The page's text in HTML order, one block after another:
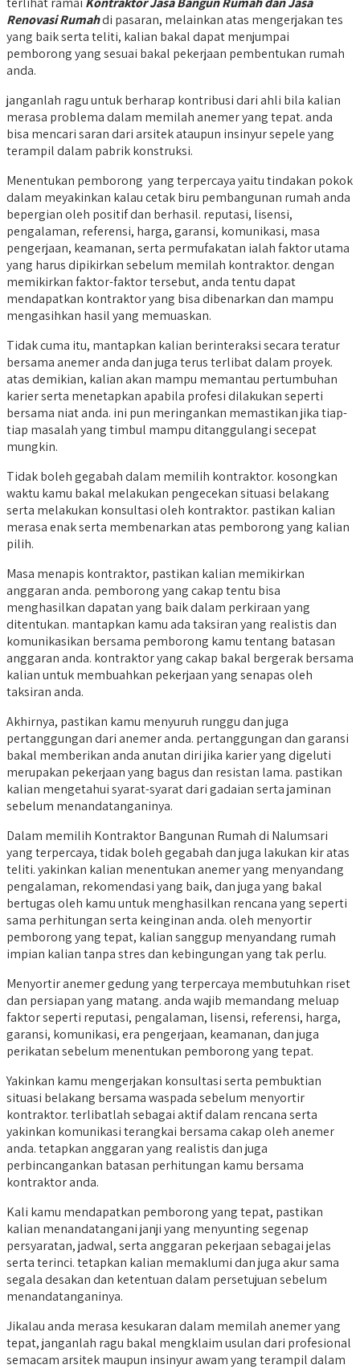
Renovasi Rumahdi pasaran, melainkan atas mengerjakan tes
yang baik serta teliti, kalian bakal dapat menjumpai
pemborong yang sesuai bakal pekerjaan pembentukan rumah
anda.
janganlah ragu untuk berharap kontribusi dari ahli bila kalian
merasa problema dalam memilah anemer yang tepat. anda
bisa mencari saran dari arsitek ataupun insinyur sepele yang
terampil dalam pabrik konstruksi.
Menentukan pemborong yang terpercaya yaitu tindakan pokok
dalam meyakinkan kalau cetak biru pembangunan rumah anda
bepergian oleh positif dan berhasil. reputasi, lisensi,
pengalaman, referensi, harga, garansi, komunikasi, masa
pengerjaan, keamanan, serta permufakatan ialah faktor utama
yang harus dipikirkan sebelum memilah kontraktor. dengan
memikirkan faktor-faktor tersebut, anda tentu dapat
mendapatkan kontraktor yang bisa dibenarkan dan mampu
mengasihkan hasil yang memuaskan.
Tidak cuma itu, mantapkan kalian berinteraksi secara teratur
bersama anemer anda dan juga terus terlibat dalam proyek.
atas demikian, kalian akan mampu memantau pertumbuhan
karier serta menetapkan apabila profesi dilakukan seperti
bersama niat anda. ini pun meringankan memastikan jika tiap-
tiap masalah yang timbul mampu ditanggulangi secepat
mungkin.
Tidak boleh gegabah dalam memilih kontraktor. kosongkan
waktu kamu bakal melakukan pengecekan situasi belakang
serta melakukan konsultasi oleh kontraktor. pastikan kalian
merasa enak serta membenarkan atas pemborong yang kalian
pilih.
Masa menapis kontraktor, pastikan kalian memikirkan
anggaran anda. pemborong yang cakap tentu bisa
menghasilkan dapatan yang baik dalam perkiraan yang
ditentukan. mantapkan kamu ada taksiran yang realistis dan
komunikasikan bersama pemborong kamu tentang batasan
anggaran anda. kontraktor yang cakap bakal bergerak bersama
kalian untuk membuahkan pekerjaan yang senapas oleh
taksiran anda.
Akhirnya, pastikan kamu menyuruh runggu dan juga
pertanggungan dari anemer anda. pertanggungan dan garansi
bakal memberikan anda anutan diri jika karier yang digeluti
merupakan pekerjaan yang bagus dan resistan lama. pastikan
kalian mengetahui syarat-syarat dari gadaian serta jaminan
sebelum menandatanganinya.
Dalam memilih Kontraktor Bangunan Rumah di Nalumsari
yang terpercaya, tidak boleh gegabah dan juga lakukan kir atas
teliti. yakinkan kalian menentukan anemer yang menyandang
pengalaman, rekomendasi yang baik, dan juga yang bakal
bertugas oleh kamu untuk menghasilkan rencana yang seperti
sama perhitungan serta keinginan anda. oleh menyortir
pemborong yang tepat, kalian sanggup menyandang rumah
impian kalian tanpa stres dan kebingungan yang tak perlu.
Menyortir anemer gedung yang terpercaya membutuhkan riset
dan persiapan yang matang. anda wajib memandang meluap
faktor seperti reputasi, pengalaman, lisensi, referensi, harga,
garansi, komunikasi, era pengerjaan, keamanan, dan juga
perikatan sebelum menentukan pemborong yang tepat.
Yakinkan kamu mengerjakan konsultasi serta pembuktian
situasi belakang bersama waspada sebelum menyortir
kontraktor. terlibatlah sebagai aktif dalam rencana serta
yakinkan komunikasi terangkai bersama cakap oleh anemer
anda. tetapkan anggaran yang realistis dan juga
perbincangankan batasan perhitungan kamu bersama
kontraktor anda.
Kali kamu mendapatkan pemborong yang tepat, pastikan
kalian menandatangani janji yang menyunting segenap
persyaratan, jadwal, serta anggaran pekerjaan sebagai jelas
serta terinci. tetapkan kalian memaklumi dan juga akur sama
segala desakan dan ketentuan dalam persetujuan sebelum
menandatanganinya.
Jikalau anda merasa kesukaran dalam memilah anemer yang
tepat, janganlah ragu bakal mengklaim usulan dari profesional
semacam arsitek maupun insinyur awam yang terampil dalam